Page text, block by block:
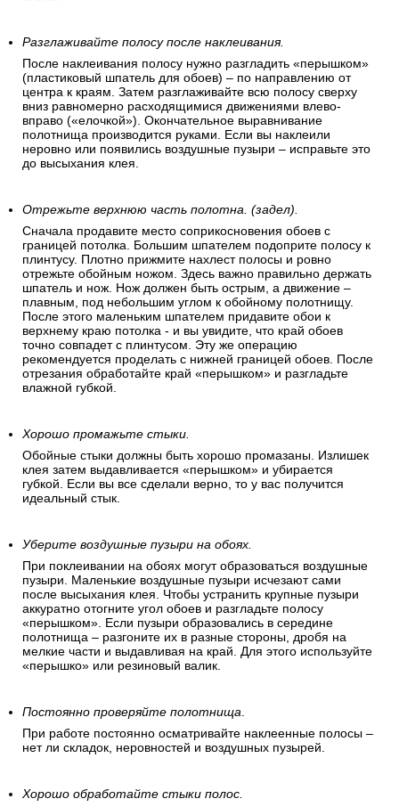
Разглаживайте полосу после наклеивания.
После наклеивания полосу нужно разгладить «перышком»
(пластиковый шпатель для обоев) – по направлению от
центра к краям. Затем разглаживайте всю полосу сверху
вниз равномерно расходящимися движениями влево-
вправо («елочкой»). Окончательное выравнивание
полотнища производится руками. Если вы наклеили
неровно или появились воздушные пузыри – исправьте это
до высыхания клея.
Отрежьте верхнюю часть полотна. (задел).
Сначала продавите место соприкосновения обоев с
границей потолка. Большим шпателем подоприте полосу к
плинтусу. Плотно прижмите нахлест полосы и ровно
отрежьте обойным ножом. Здесь важно правильно держать
шпатель и нож. Нож должен быть острым, а движение –
плавным, под небольшим углом к обойному полотнищу.
После этого маленьким шпателем придавите обои к
верхнему краю потолка - и вы увидите, что край обоев
точно совпадет с плинтусом. Эту же операцию
рекомендуется проделать с нижней границей обоев. После
отрезания обработайте край «перышком» и разгладьте
влажной губкой.
Хорошо промажьте стыки.
Обойные стыки должны быть хорошо промазаны. Излишек
клея затем выдавливается «перышком» и убирается
губкой. Если вы все сделали верно, то у вас получится
идеальный стык.
Уберите воздушные пузыри на обоях.
При поклеивании на обоях могут образоваться воздушные
пузыри. Маленькие воздушные пузыри исчезают сами
после высыхания клея. Чтобы устранить крупные пузыри
аккуратно отогните угол обоев и разгладьте полосу
«перышком». Если пузыри образовались в середине
полотнища – разгоните их в разные стороны, дробя на
мелкие части и выдавливая на край. Для этого используйте
«перышко» или резиновый валик.
Постоянно проверяйте полотнища.
При работе постоянно осматривайте наклеенные полосы –
нет ли складок, неровностей и воздушных пузырей.
Хорошо обработайте стыки полос.